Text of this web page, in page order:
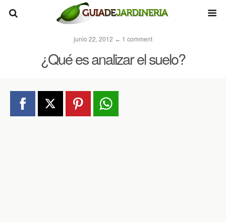
junio 22, 2012 ↔ 1 comment
¿Qué es analizar el suelo?